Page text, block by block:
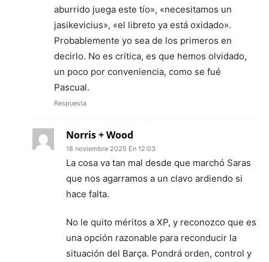
aburrido juega este tío», «necesitamos un
jasikevicius», «el libreto ya está oxidado».
Probablemente yo sea de los primeros en
decirlo. No es crítica, es que hemos olvidado,
un poco por conveniencia, como se fué
Pascual.
Respuesta
Norris + Wood
18 noviembre 2025 En 12:03
La cosa va tan mal desde que marchó Saras
que nos agarramos a un clavo ardiendo si
hace falta.
No le quito méritos a XP, y reconozco que es
una opción razonable para reconducir la
situación del Barça. Pondrá orden, control y